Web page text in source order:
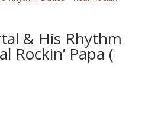
& His Rhythm
Rockin’ Papa (